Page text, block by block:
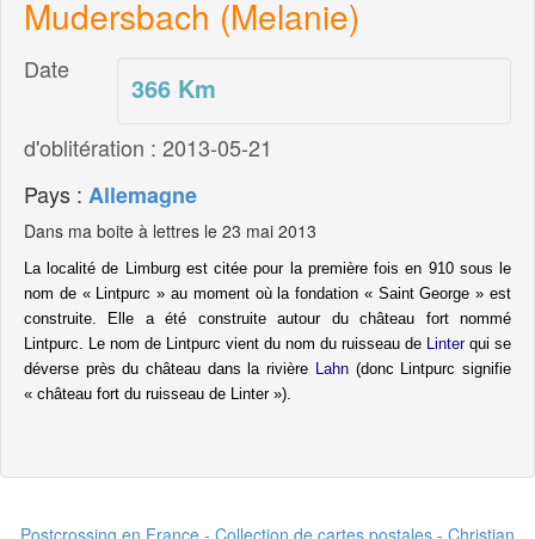
Mudersbach (Melanie)
366 Km
Date
d'oblitération : 2013-05-21
Pays : Allemagne
Dans ma boite à lettres le 23 mai 2013
La localité de Limburg est citée pour la première fois en 910 sous le
nom de « Lintpurc » au moment où la fondation « Saint George » est
construite. Elle a été construite autour du château fort nommé
Lintpurc . Le nom de Lintpurc vient du nom du ruisseau de Linterqui se
déverse près du château dans la rivière Lahn(donc Lintpurc signifie
« château fort du ruisseau de Linter »).
Postcrossing en France - Collection de cartes postales - Christian